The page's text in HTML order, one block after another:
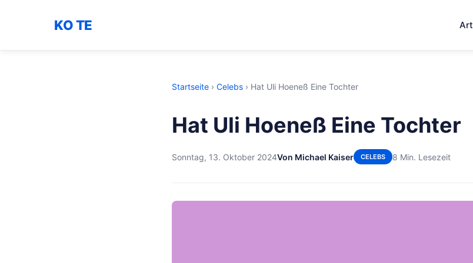
KO TE Art
Startseite › Celebs › Hat Uli Hoeneß Eine Tochter
Hat Uli Hoeneß Eine Tochter
Sonntag, 13. Oktober 2024Von Michael Kaiser CELEBS 8 Min. Lesezeit